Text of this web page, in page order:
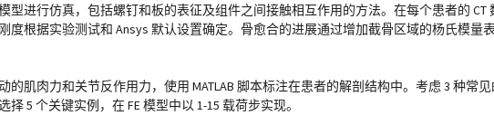
进行仿真，包括螺钉和板的表征及组件之间接触相互作用的方法。在每个患者的 CT
度根据实验测试和 Ansys 默认设置确定。骨愈合的进展通过增加截骨区域的杨氏模量
肌肉力和关节反作用力，使用 MATLAB 脚本标注在患者的解剖结构中。考虑 3 种常
5 个关键实例，在 FE 模型中以 1-15 载荷步实现。